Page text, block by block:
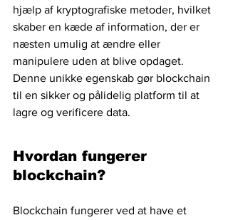
hjælp af kryptografiske metoder, hvilket
skaber en kæde af information, der er
næsten umulig at ændre eller
manipulere uden at blive opdaget.
Denne unikke egenskab gør blockchain
til en sikker og pålidelig platform til at
lagre og verificere data.
Hvordan fungerer
blockchain?
Blockchain fungerer ved at have et